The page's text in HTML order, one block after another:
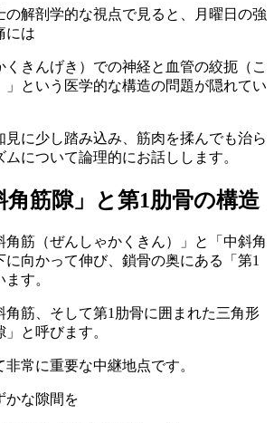
の解剖学的な視点で見ると、月曜日の強
には
くきんげき）での神経と血管の絞扼（こ
」という医学的な構造の問題が隠れてい
見に少し踏み込み、筋肉を揉んでも治ら
について論理的にお話しします。
筋隙」と第1肋骨の構造
角筋（ぜんしゃかくきん）」と「中斜角
向かって伸び、鎖骨の奥にある「第1
す。
角筋、そして第1肋骨に囲まれた三角形
と呼びます。
常に重要な中継地点です。
かな隙間を